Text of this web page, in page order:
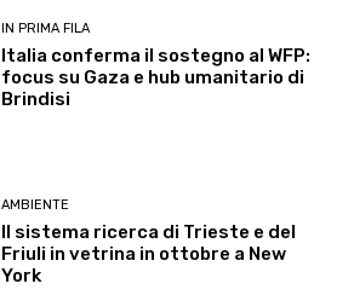
IN PRIMA FILA
Italia conferma il sostegno al WFP:
focus su Gaza e hub umanitario di
Brindisi
AMBIENTE
Il sistema ricerca di Trieste e del
Friuli in vetrina in ottobre a New
York